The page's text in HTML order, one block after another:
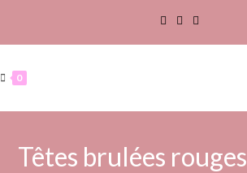
0
Têtes brulées rouges